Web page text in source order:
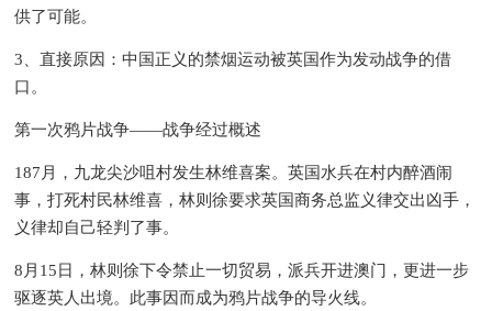
供了可能。
3、直接原因：中国正义的禁烟运动被英国作为发动战争的借
口。
第一次鸦片战争——战争经过概述
187月，九龙尖沙咀村发生林维喜案。英国水兵在村内醉酒闹
事，打死村民林维喜，林则徐要求英国商务总监义律交出凶手，
义律却自己轻判了事。
8月15日，林则徐下令禁止一切贸易，派兵开进澳门，更进一步
驱逐英人出境。此事因而成为鸦片战争的导火线。